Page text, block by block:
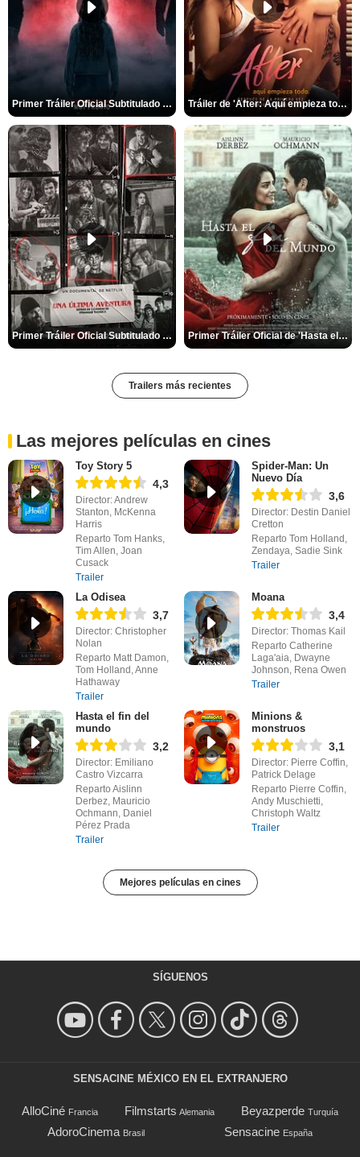
Primer Tráiler Oficial Subtitulado de 'La Noche Del Demonio: Están Entre Nosotros' Tráiler de 'After: Aquí empieza todo'
Primer Tráiler Oficial Subtitulado de 'Una última aventura: Detrás de cámaras de Stranger Things 5' Primer Tráiler Oficial de 'Hasta el fin del mundo'
Trailers más recientes
Las mejores películas en cines
Toy Story 5
4,3
Director: Andrew
Stanton, McKenna
Harris
Reparto Tom Hanks,
Tim Allen, Joan
Cusack
Trailer
Spider-Man: Un
Nuevo Día
3,6
Director: Destin Daniel
Cretton
Reparto Tom Holland,
Zendaya, Sadie Sink
Trailer
La Odisea
3,7
Director: Christopher
Nolan
Reparto Matt Damon,
Tom Holland, Anne
Hathaway
Trailer
Moana
3,4
Director: Thomas Kail
Reparto Catherine
Laga'aia, Dwayne
Johnson, Rena Owen
Trailer
Hasta el fin del
mundo
3,2
Director: Emiliano
Castro Vizcarra
Reparto Aislinn
Derbez, Mauricio
Ochmann, Daniel
Pérez Prada
Trailer
Minions &
monstruos
3,1
Director: Pierre Coffin,
Patrick Delage
Reparto Pierre Coffin,
Andy Muschietti,
Christoph Waltz
Trailer
Mejores películas en cines
SÍGUENOS
SENSACINE MÉXICO EN EL EXTRANJERO
AlloCiné Francia Filmstarts Alemania Beyazperde Turquía
AdoroCinema Brasil Sensacine España